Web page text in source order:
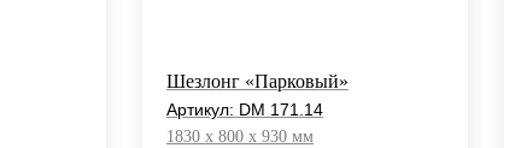
Шезлонг «Парковый»
Артикул: DM 171.14
1830 x 800 x 930 мм